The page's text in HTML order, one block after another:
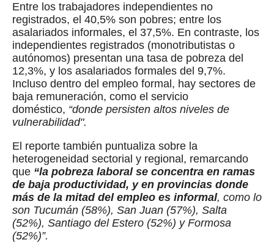
Entre los trabajadores independientes no
registrados, el 40,5% son pobres; entre los
asalariados informales, el 37,5%. En contraste, los
independientes registrados (monotributistas o
autónomos) presentan una tasa de pobreza del
12,3%, y los asalariados formales del 9,7%.
Incluso dentro del empleo formal, hay sectores de
baja remuneración, como el servicio
doméstico, “donde persisten altos niveles de
vulnerabilidad".
El reporte también puntualiza sobre la
heterogeneidad sectorial y regional, remarcando
que “la pobreza laboral se concentra en ramas
de baja productividad, y en provincias donde
más de la mitad del empleo es informal, como lo
son Tucumán (58%), San Juan (57%), Salta
(52%), Santiago del Estero (52%) y Formosa
(52%)”.